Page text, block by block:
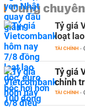
Cùng
Tỷ giá
loạt
TÀI CHÍNH -
Tỷ giá
chỉnh
TÀI CHÍNH -